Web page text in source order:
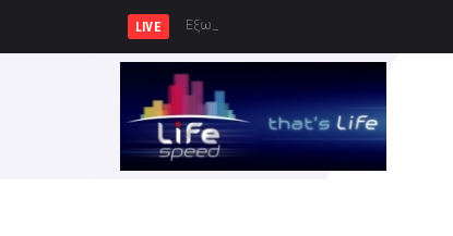
LIVE Εξωδικαστικός Μηχανισμός: Άνω